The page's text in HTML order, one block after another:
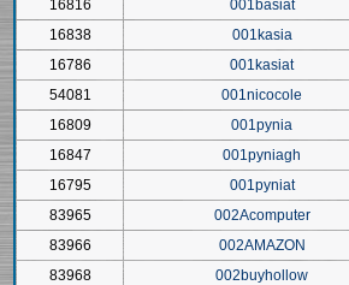
16816
001basiat
16838
001kasia
16786
001kasiat
54081
001nicocole
16809
001pynia
16847
001pyniagh
16795
001pyniat
83965
002Acomputer
83966
002AMAZON
83968
002buyhollow